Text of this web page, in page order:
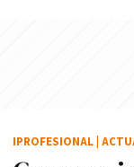
IPROFESIONAL